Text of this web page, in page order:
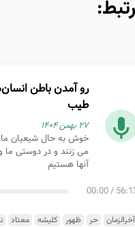
رو آمدن باطن
طیب
۲۷ بهمن ۱۴۰۴
خوش به حال شيعيان ما
مى زنند و در دوستى ما و
آنها هستيم
/
00:00
آخرالزمان حر ظهور کلیشه معتاد